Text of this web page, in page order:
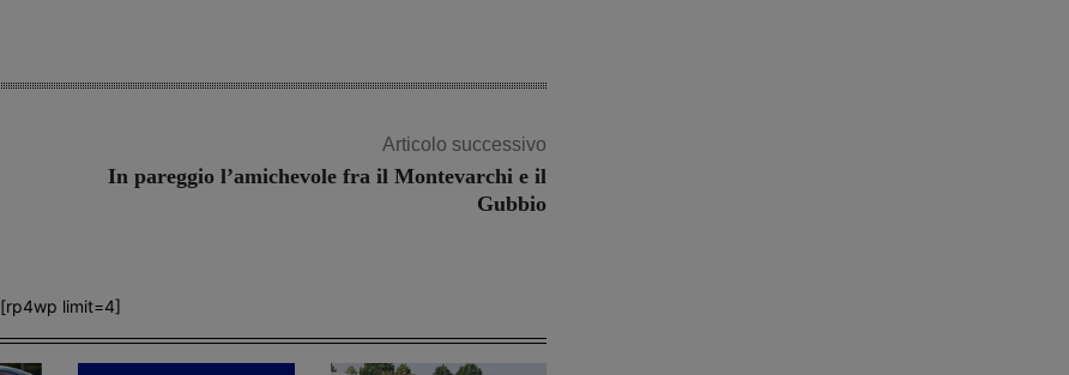
Articolo successivo
In pareggio l’amichevole fra il Montevarchi e il
Gubbio
[rp4wp limit=4]